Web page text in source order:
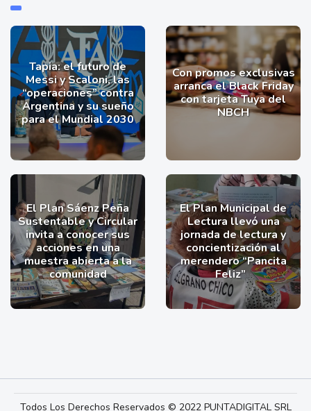
Tapia: el futuro de
Messi y Scaloni, las
“operaciones” contra
Argentina y su sueño
para el Mundial 2030
Con promos exclusivas
arranca el Black Friday
con tarjeta Tuya del
NBCH
El Plan Sáenz Peña
Sustentable y Circular
invita a conocer sus
acciones en una
muestra abierta a la
comunidad
El Plan Municipal de
Lectura llevó una
jornada de lectura y
concientización al
merendero “Pancita
Feliz”
Todos Los Derechos Reservados © 2022 PUNTADIGITAL SRL